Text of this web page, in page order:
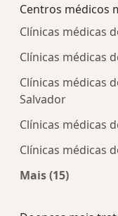
Centros médicos
Clínicas médicas
Clínicas médicas
Clínicas médicas
Salvador
Clínicas médicas
Clínicas médicas
Mais (15)